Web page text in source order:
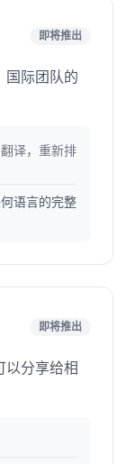
即将推出
国际团队的
译，重新排
语言的完整
即将推出
以分享给相